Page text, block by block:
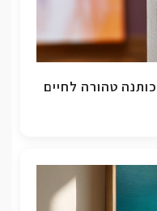
קנבס אמנים פרימיום: 100% כותנה טהורה לחיים